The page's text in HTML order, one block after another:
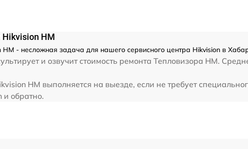
Hikvision HM
HM - несложная задача для нашего сервисного центра Hikvision в
и озвучит стоимость ремонта Тепловизора HM.
HM выполняется на выезде, если не требует
и обратно.